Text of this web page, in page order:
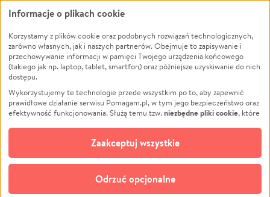
Leczenie
Zwierzęta
Pożar
Ukraina
Pomoc Finansowa
Projekty
Pogrzeb
Społeczność lokalna
Kultura
Powódź
Wichura
NGO
Edukacja
Podróż
Impreza
Ochrona środowiska
Biznes
Informacje o plikach cookie
Korzystamy z plików cookie oraz podobnych rozwiązań technologicznych,
zarówno własnych, jak i naszych partnerów. Obejmuje to zapisywanie i
przechowywanie informacji w pamięci Twojego urządzenia końcowego
(takiego jak np. laptop, tablet, smartfon) oraz późniejsze uzyskiwanie do nich
dostępu.
Wykorzystujemy te technologie przede wszystkim po to, aby zapewnić
prawidłowe działanie serwisu Pomagam.pl, w tym jego bezpieczeństwo oraz
efektywność funkcjonowania. Służą temu tzw.niezbędne pliki cookie, które
opcjonalnych plików cookie
technologii do celów analitycznych i retargetingowych. Możesz wyrazić
zgodę na ich stosowanie lub jej odmówić. W dowolnym momencie masz
możliwość zmiany swoich preferencji na stronie „Zarządzaj zgodami cookie”,
do której link znajdziesz w stopce serwisu Pomagam.pl. Opcjonalne pliki
cookie wykorzystywane są w następujących celach:
Odrzuć opcjonalne
Zaakceptuj wszystkie